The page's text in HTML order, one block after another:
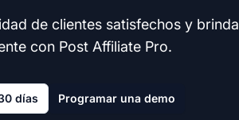
de clientes satisfechos y brinda
con Post Affiliate Pro.
días Programar una demo